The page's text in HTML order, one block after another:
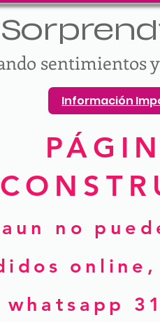
sentimientos
Información
no
whatsapp